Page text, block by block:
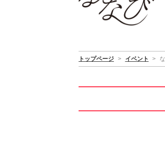
トップページ > イベント >